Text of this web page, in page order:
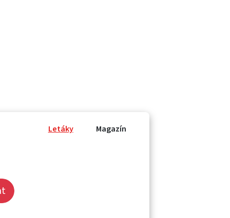
Letáky Magazín